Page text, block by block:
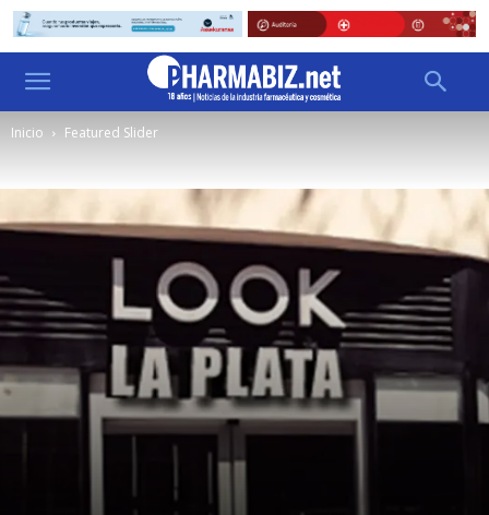
Inicio Featured Slider